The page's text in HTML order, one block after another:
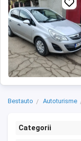
Bestauto Autoturisme
Categorii